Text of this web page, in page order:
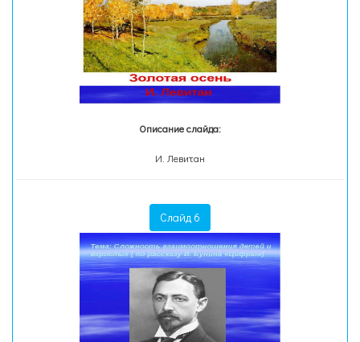
Описание слайда:
И. Левитан
Слайд 6